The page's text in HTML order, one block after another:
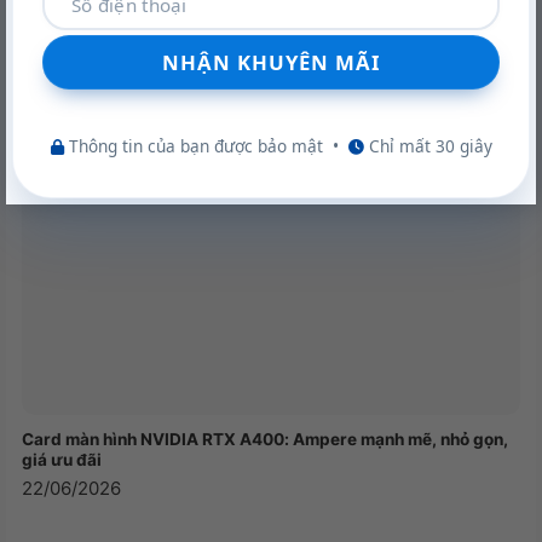
Thông tin của bạn được bảo mật • Chỉ mất 30 giây
ghế còn sở hữu chân kim loại giúp tăng độ bền khi
sử dụng.
Thông số kỹ thuật:
Khám phá VGA Leadtek RTX A400 4GB: Sức mạnh Ampere
trong thiết kế nhỏ gọn
22/06/2026
Card màn hình NVIDIA RTX A400: Ampere mạnh mẽ, nhỏ gọn,
giá ưu đãi
22/06/2026